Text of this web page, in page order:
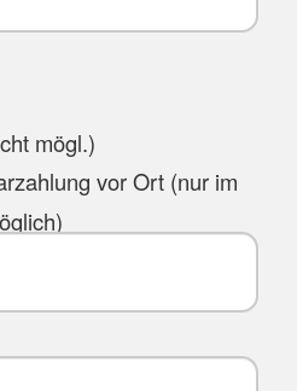
mögl.)
vor Ort (nur im